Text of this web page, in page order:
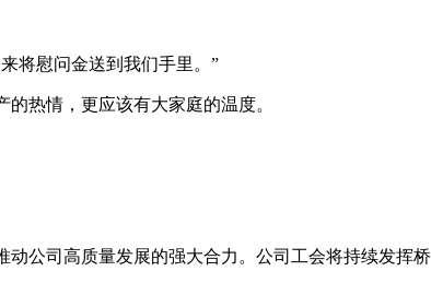
将慰问金送到我们手里。”
热情，更应该有大家庭的温度。
公司高质量发展的强大合力。公司工会将持续发挥桥